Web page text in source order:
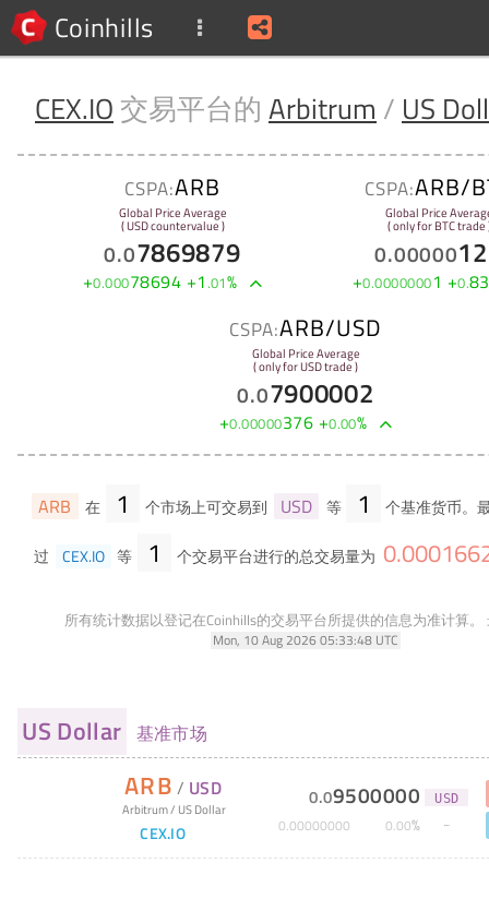
Coinhills
CEX.IO 交易平台的 Arbitrum / US
CSPA:ARB
Global Price Average
( USD countervalue )
0.07869879
+0.00078694 +1.01%
CSPA:ARB/
Global Price
( only for BTC trade
0.00000
+0.00000001 +0.83
CSPA:ARB/USD
Global Price Average
( only for USD trade )
0.07900002
+0.00000376 +0.00%
ARB 在 1 个市场上可交易到 USD 等 1 个基准货币。
过 CEX.IO 等 1 个交易平台进行的总交易量为 0.
所有统计数据以登记在Coinhills的交易平台所提供的信息为准计算。
Mon, 10 Aug 2026 05:33:48 UTC
US Dollar 基准市场
ARB / USD
Arbitrum/ US Dollar
CEX.IO
0.09500000 USD
0.00000000 0.00%